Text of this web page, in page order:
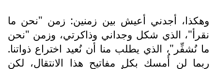
وهكذا، أجدني أعيش بين زمنين: زمن "نحن ما
نقرأ"، الذي شكل وجداني وذاكرتي، وزمن "نحن
ما نُشفِّر"، الذي يطلب منا أن نُعيد اختراع ذواتنا.
ربما لن أُمسك بكل مفاتيح هذا الانتقال، لكن